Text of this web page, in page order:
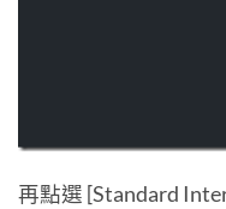
再點選 [Standard